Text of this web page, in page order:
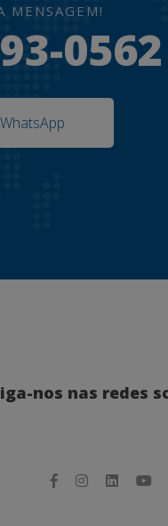
MENSAGEM!
0562
nos nas redes